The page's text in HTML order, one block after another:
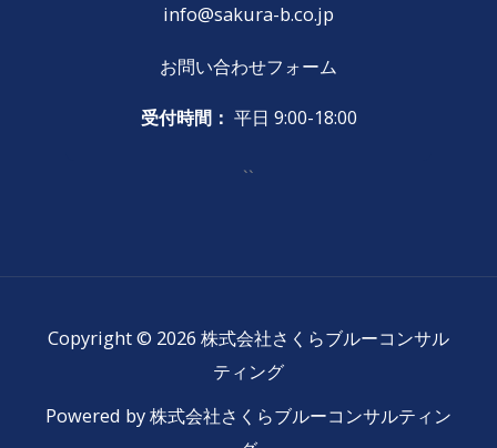
info@sakura-b.co.jp
お問い合わせフォーム
受付時間： 平日 9:00-18:00
``
Copyright © 2026 株式会社さくらブルーコンサル
ティング
Powered by 株式会社さくらブルーコンサルティン